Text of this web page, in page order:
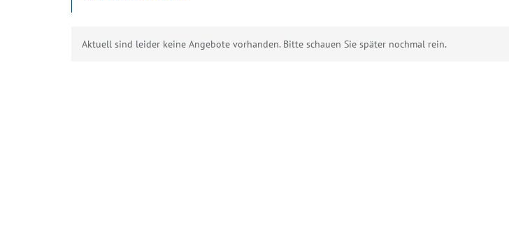
Aktuell sind leider keine Angebote vorhanden. Bitte schauen Sie später nochmal rein.